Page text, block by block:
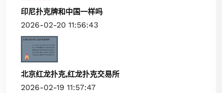
印尼扑克牌和中国一样吗
2026-02-20 11:56:43
北京红龙扑克,红龙扑克交易所
2026-02-19 11:57:47